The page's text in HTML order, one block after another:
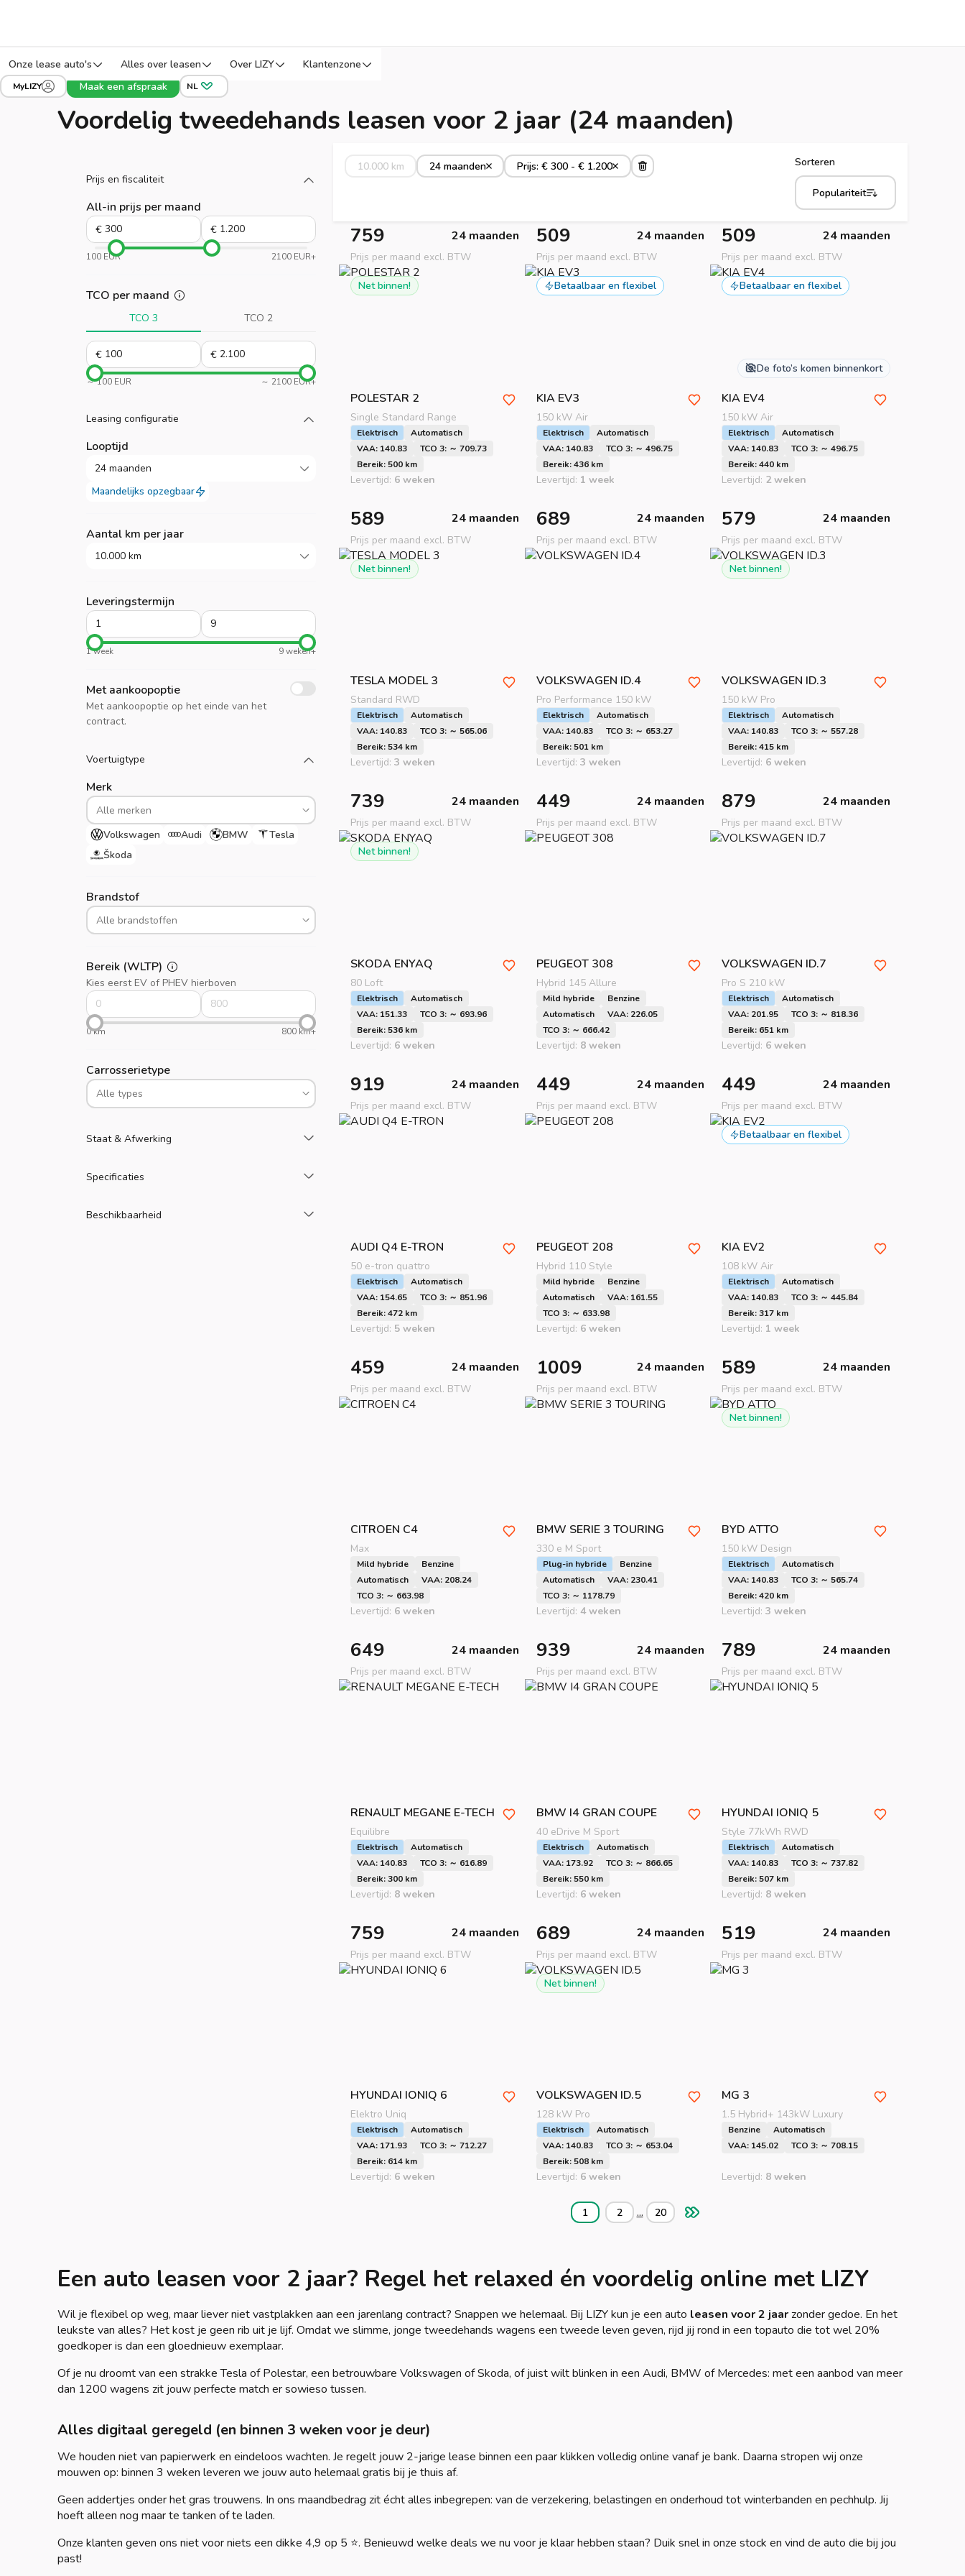
Onze lease auto's Alles over leasen Over LIZY Klantenzone
MyLIZY Maak een afspraak NL
Voordelig tweedehands leasen voor 2 jaar (24 maanden)
Prijs en fiscaliteit
All-in prijs per maand
€ €
100 EUR 2100 EUR+
TCO per maand
TCO 3 TCO 2
€ €
～ 100 EUR ～ 2100 EUR+
Leasing configuratie
Looptijd
24 maanden
Maandelijks opzegbaar
Aantal km per jaar
10.000 km
Leveringstermijn
1 week 9 weken+
Met aankoopoptie
Met aankoopoptie op het einde van het
contract.
Voertuigtype
Merk
Volkswagen Audi BMW
Tesla
Škoda
Brandstof
Bereik (WLTP)
Kies eerst EV of PHEV hierboven
0 km 800 km+
Carrosserietype
Staat & Afwerking
Specificaties
Beschikbaarheid
10.000 km 24 maanden Prijs: € 300 - € 1.200 Sorteren
Populariteit
759 24 maanden
Prijs per maand excl. BTW
Net binnen!
POLESTAR 2
Single Standard Range
Elektrisch
Automatisch
VAA: 140.83
TCO 3: ～ 709.73
Bereik: 500 km
Levertijd: 6 weken
509 24 maanden
Prijs per maand excl. BTW
Betaalbaar en flexibel
KIA EV3
150 kW Air
Elektrisch
Automatisch
VAA: 140.83
TCO 3: ～ 496.75
Bereik: 436 km
Levertijd: 1 week
509 24 maanden
Prijs per maand excl. BTW
Betaalbaar en flexibel
De foto’s komen binnenkort
KIA EV4
150 kW Air
Elektrisch
Automatisch
VAA: 140.83
TCO 3: ～ 496.75
Bereik: 440 km
Levertijd: 2 weken
589 24 maanden
Prijs per maand excl. BTW
Net binnen!
TESLA MODEL 3
Standard RWD
Elektrisch
Automatisch
VAA: 140.83
TCO 3: ～ 565.06
Bereik: 534 km
Levertijd: 3 weken
689 24 maanden
Prijs per maand excl. BTW
VOLKSWAGEN ID.4
Pro Performance 150 kW
Elektrisch
Automatisch
VAA: 140.83
TCO 3: ～ 653.27
Bereik: 501 km
Levertijd: 3 weken
579 24 maanden
Prijs per maand excl. BTW
Net binnen!
VOLKSWAGEN ID.3
150 kW Pro
Elektrisch
Automatisch
VAA: 140.83
TCO 3: ～ 557.28
Bereik: 415 km
Levertijd: 6 weken
739 24 maanden
Prijs per maand excl. BTW
Net binnen!
SKODA ENYAQ
80 Loft
Elektrisch
Automatisch
VAA: 151.33
TCO 3: ～ 693.96
Bereik: 536 km
Levertijd: 6 weken
449 24 maanden
Prijs per maand excl. BTW
PEUGEOT 308
Hybrid 145 Allure
Mild hybride
Benzine
Automatisch
VAA: 226.05
TCO 3: ～ 666.42
Levertijd: 8 weken
879 24 maanden
Prijs per maand excl. BTW
VOLKSWAGEN ID.7
Pro S 210 kW
Elektrisch
Automatisch
VAA: 201.95
TCO 3: ～ 818.36
Bereik: 651 km
Levertijd: 6 weken
919 24 maanden
Prijs per maand excl. BTW
AUDI Q4 E-TRON
50 e-tron quattro
Elektrisch
Automatisch
VAA: 154.65
TCO 3: ～ 851.96
Bereik: 472 km
Levertijd: 5 weken
449 24 maanden
Prijs per maand excl. BTW
PEUGEOT 208
Hybrid 110 Style
Mild hybride
Benzine
Automatisch
VAA: 161.55
TCO 3: ～ 633.98
Levertijd: 6 weken
449 24 maanden
Prijs per maand excl. BTW
Betaalbaar en flexibel
KIA EV2
108 kW Air
Elektrisch
Automatisch
VAA: 140.83
TCO 3: ～ 445.84
Bereik: 317 km
Levertijd: 1 week
459 24 maanden
Prijs per maand excl. BTW
CITROEN C4
Max
Mild hybride
Benzine
Automatisch
VAA: 208.24
TCO 3: ～ 663.98
Levertijd: 6 weken
1009 24 maanden
Prijs per maand excl. BTW
BMW SERIE 3 TOURING
330 e M Sport
Plug-in hybride
Benzine
Automatisch
VAA: 230.41
TCO 3: ～ 1178.79
Levertijd: 4 weken
589 24 maanden
Prijs per maand excl. BTW
Net binnen!
BYD ATTO
150 kW Design
Elektrisch
Automatisch
VAA: 140.83
TCO 3: ～ 565.74
Bereik: 420 km
Levertijd:3 weken
649 24 maanden
Prijs per maand excl. BTW
RENAULT MEGANE E-TECH
Equilibre
Elektrisch
Automatisch
VAA: 140.83
TCO 3: ～ 616.89
Bereik: 300 km
Levertijd: 8 weken
939 24 maanden
Prijs per maand excl. BTW
BMW I4 GRAN COUPE
40 eDrive M Sport
Elektrisch
Automatisch
VAA: 173.92
TCO 3: ～ 866.65
Bereik: 550 km
Levertijd: 6 weken
789 24 maanden
Prijs per maand excl. BTW
HYUNDAI IONIQ 5
Style 77kWh RWD
Elektrisch
Automatisch
VAA: 140.83
TCO 3: ～ 737.82
Bereik: 507 km
Levertijd: 8 weken
759 24 maanden
Prijs per maand excl. BTW
HYUNDAI IONIQ 6
Elektro Uniq
Elektrisch
Automatisch
VAA: 171.93
TCO 3: ～ 712.27
Bereik: 614 km
Levertijd: 6 weken
689 24 maanden
Prijs per maand excl. BTW
Net binnen!
VOLKSWAGEN ID.5
128 kW Pro
Elektrisch
Automatisch
VAA: 140.83
TCO 3: ～ 653.04
Bereik: 508 km
Levertijd: 6 weken
519 24 maanden
Prijs per maand excl. BTW
MG 3
1.5 Hybrid+ 143kW Luxury
Benzine
Automatisch
VAA: 145.02
TCO 3: ～ 708.15
Levertijd: 8 weken
1 2 ... 20
Een auto leasen voor 2 jaar? Regel het relaxed én voordelig online met LIZY
Wil je flexibel op weg, maar liever niet vastplakken aan een jarenlang contract? Snappen we helemaal. Bij LIZY kun je een auto leasen voor 2 jaarzonder gedoe. En het
leukste van alles? Het kost je geen rib uit je lijf. Omdat we slimme, jonge tweedehands wagens een tweede leven geven, rijd jij rond in een topauto die tot wel 20%
goedkoper is dan een gloednieuw exemplaar.
Of je nu droomt van een strakke Tesla of Polestar, een betrouwbare Volkswagen of Skoda, of juist wilt blinken in een Audi, BMW of Mercedes: met een aanbod van meer
dan 1200 wagens zit jouw perfecte match er sowieso tussen.
Alles digitaal geregeld (en binnen 3 weken voor je deur)
We houden niet van papierwerk en eindeloos wachten. Je regelt jouw 2-jarige lease binnen een paar klikken volledig online vanaf je bank. Daarna stropen wij onze
mouwen op: binnen 3 weken leveren we jouw auto helemaal gratis bij je thuis af.
Geen addertjes onder het gras trouwens. In ons maandbedrag zit écht alles inbegrepen: van de verzekering, belastingen en onderhoud tot winterbanden en pechhulp. Jij
hoeft alleen nog maar te tanken of te laden.
Onze klanten geven ons niet voor niets een dikke 4,9 op 5 ⭐. Benieuwd welke deals we nu voor je klaar hebben staan? Duik snel in onze stock en vind de auto die bij jou
past!